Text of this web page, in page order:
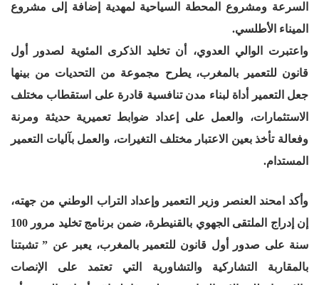
السرعة ومشروع المحطة السياحية لمهدية إضافة إلى مشروع
الميناء الأطلسي.
واعتبرت الوالي العدوي، أن تخليد الذكرى المئوية لصدور أول
قانون للتعمير بالمغرب، يطرح مجموعة من التحديات من بينها
جعل التعمير أداة لبناء مدن تنافسية قادرة على استقطاب مختلف
الاستثمارات، والعمل على إعداد ضوابط تعميرية حديثة ومرنة
وفعالة تأخذ بعين الاعتبار مختلف التغيرات، والعمل بآليات التعمير
المستدام.
وأكد امحند العنصر وزير التعمير وإعداد التراب الوطني من جهته،
إن إدراج الملتقى الجهوي بالقنيطرة، ضمن برنامج تخليد مرور 100
سنة على صدور أول قانون للتعمير بالمغرب، يعبر عن ” تشبتنا
بالمقاربة التشاركية والتشاورية التي تعتمد على الإنصات